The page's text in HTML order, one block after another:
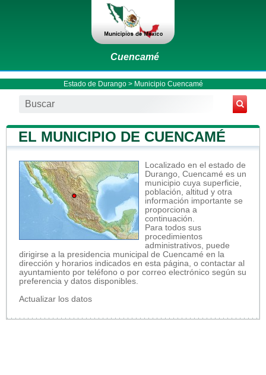
Cuencamé
Estado de Durango> Municipio Cuencamé
EL MUNICIPIO DE CUENCAMÉ
Localizado en el estado de
Durango, Cuencamé es un
municipio cuya superficie,
población, altitud y otra
información importante se
proporciona a
continuación.
Para todos sus
procedimientos
administrativos, puede
dirigirse a la presidencia municipal de Cuencamé en la
dirección y horarios indicados en esta página, o contactar al
ayuntamiento por teléfono o por correo electrónico según su
preferencia y datos disponibles.
Actualizar los datos